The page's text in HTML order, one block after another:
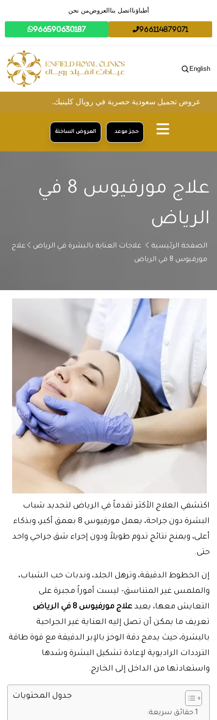
من نحنالعروض اتصل بنا أطباؤنا
966590630187 966114879071
English
سعودية حصرية في رويال كلينيك.
العروض الساخنة حجز موعد
علاج مورفيوس 8 في
الرياض
الصفحة الرئيسية علاجات العناية بالبشرة في الرياض
علاج
مورفيوس 8 في الرياض
اكتشفي العلاج الأكثر تقدماً في الرياض لتجديد شباب
البشرة دون جراحة، يعمل مورفيوس 8 بعمق أكبر، وبذكاء
أعلى، ويمنح نتائج تدوم طويلاً ودون إجراء شق جراحي واحد
حتى.
إن الخطوط الدقيقة، وترهل الجلد، وندبات حب الشباب،
والملمس غير المتناسق- ليست أموراً مجبرة على
التعايش معها، يعيد علاج مورفيوس 8 في الرياض
تعريف ما يمكن أن تصل إليه العناية غير الجراحية
بالبشرة، حيث يدمج دقة الوخز بالإبر الدقيقة مع قوة طاقة
الترددات الراديوية لإعادة تشكيل البشرة وشدها
واستعادتها من الداخل إلى الخارج.
جدول المحتويات
حقائق سريعة: